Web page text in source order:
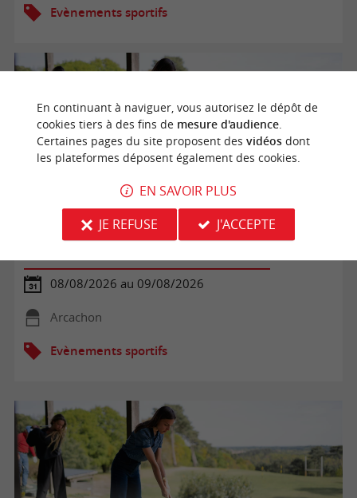
Evènements sportifs
08/08/2026 au 09/08/2026
Arcachon
Evènements sportifs
En continuant à naviguer, vous autorisez le dépôt de
cookies tiers à des fins de mesure d'audience.
Certaines pages du site proposent des vidéosdont
les plateformes déposent également des cookies.
EN SAVOIR PLUS
JE REFUSE
J'ACCEPTE